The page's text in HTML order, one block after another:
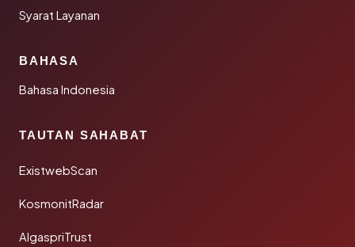
Syarat Layanan
BAHASA
Bahasa Indonesia
TAUTAN SAHABAT
ExistwebScan
KosmonitRadar
AlgaspriTrust